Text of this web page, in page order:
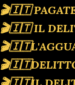
🎬🇮🇹
🎬🇮🇹 IL